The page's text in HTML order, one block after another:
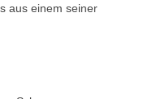
aus einem seiner